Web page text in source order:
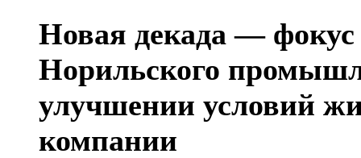
Новая декада — фокус
Норильского
улучшении условий
компании